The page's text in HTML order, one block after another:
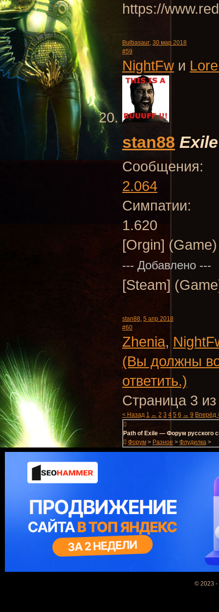
https://
Bulbasaur, 30 мар 2018
#59
NightFw и
stan88 Exile
Сообщения:
2.064
Симпатии:
1.620
[Orgin]
--- Добавлено ---
[Steam]
stan88, 5 апр 2018
#60
Zhenia,
(Вы должны
ответить.)
Страница 3
< Назад 1 ← 2 3 4 5 6 → 9 Вперёд
Path of Exile — Форум русского
Форум > Разное > Флудилка >
© 2023 -